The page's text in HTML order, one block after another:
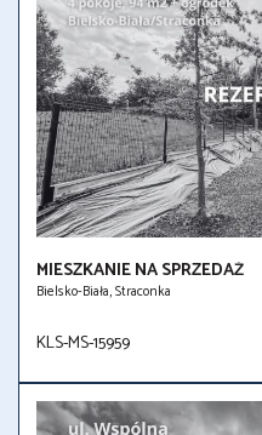
MIESZKANIE NA SPRZEDAŻ
Bielsko-Biała, Straconka
KLS-MS-15959